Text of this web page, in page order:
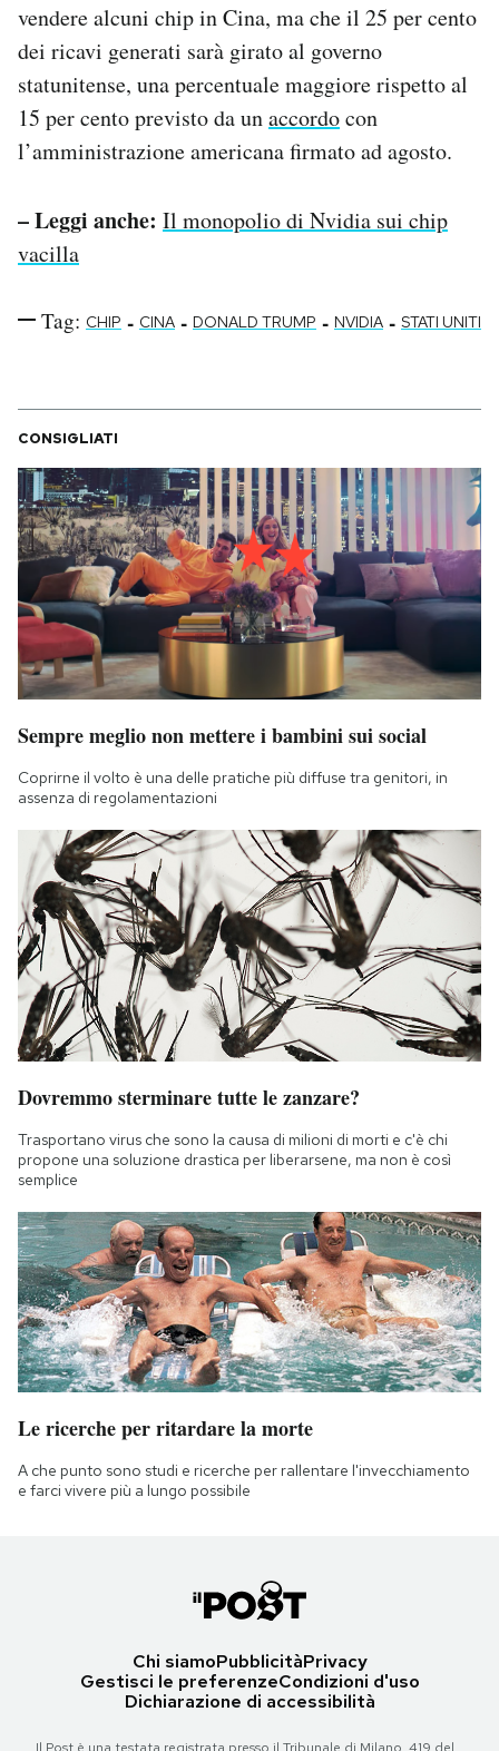
vendere alcuni chip in Cina, ma che il 25 per cento
dei ricavi generati sarà girato al governo
statunitense, una percentuale maggiore rispetto al
15 per cento previsto da unaccordocon
l’amministrazione americana firmato ad agosto.
– Leggi anche: Il monopolio di Nvidia sui chip
vacilla
Tag: CHIP - CINA - DONALD TRUMP - NVIDIA - STATI UNITI
CONSIGLIATI
Sempre meglio non mettere i bambini sui social
Coprirne il volto è una delle pratiche più diffuse tra genitori, in
assenza di regolamentazioni
Dovremmo sterminare tutte le zanzare?
Trasportano virus che sono la causa di milioni di morti e c'è chi
propone una soluzione drastica per liberarsene, ma non è così
semplice
Le ricerche per ritardare la morte
A che punto sono studi e ricerche per rallentare l'invecchiamento
e farci vivere più a lungo possibile
Chi siamoPubblicitàPrivacy
Gestisci le preferenzeCondizioni d'uso
Dichiarazione di accessibilità